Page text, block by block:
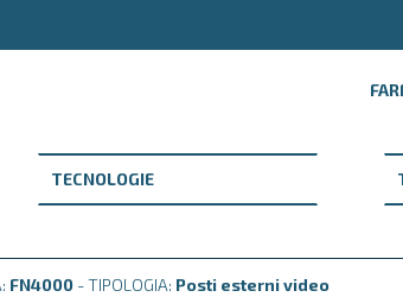
FN4000 - TIPOLOGIA: Posti esterni video